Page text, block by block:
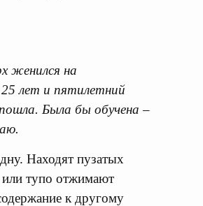
женился на
лет и пятилетний
Была бы обучена –
Находят пузатых
тупо отжимают
к другому